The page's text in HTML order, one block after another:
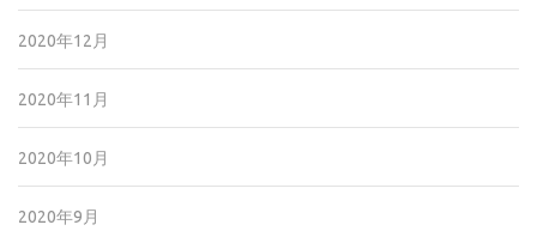
2020年12月
2020年11月
2020年10月
2020年9月